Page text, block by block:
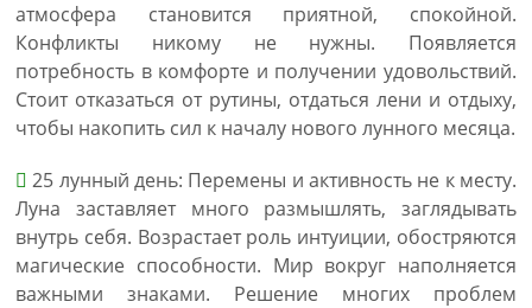
атмосфера становится приятной, спокойной.
Конфликты никому не нужны. Появляется
потребность в комфорте и получении удовольствий.
Стоит отказаться от рутины, отдаться лени и отдыху,
чтобы накопить сил к началу нового лунного месяца.
25 лунный день: Перемены и активность не к месту.
Луна заставляет много размышлять, заглядывать
внутрь себя. Возрастает роль интуиции, обостряются
магические способности. Мир вокруг наполняется
важными знаками. Решение многих проблем